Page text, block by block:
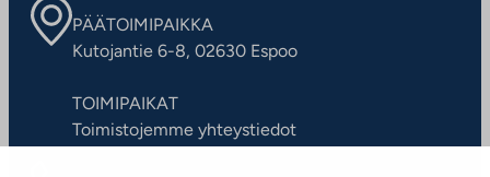
PÄÄTOIMIPAIKKA
Kutojantie 6-8, 02630 Espoo
TOIMIPAIKAT
Toimistojemme yhteystiedot